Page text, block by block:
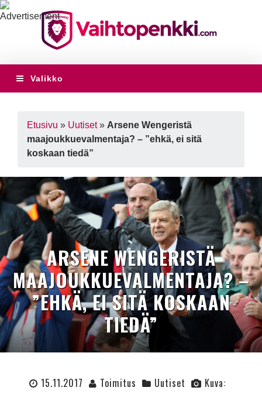
Valikko
Etusivu » Uutiset» Arsene Wengeristä
maajoukkuevalmentaja? – ”ehkä, ei sitä
koskaan tiedä”
ARSENE WENGERISTÄ
MAAJOUKKUEVALMENTAJA? –
”EHKÄ, EI SITÄ KOSKAAN
TIEDÄ”
15.11.2017 Toimitus Uutiset
Kuva: